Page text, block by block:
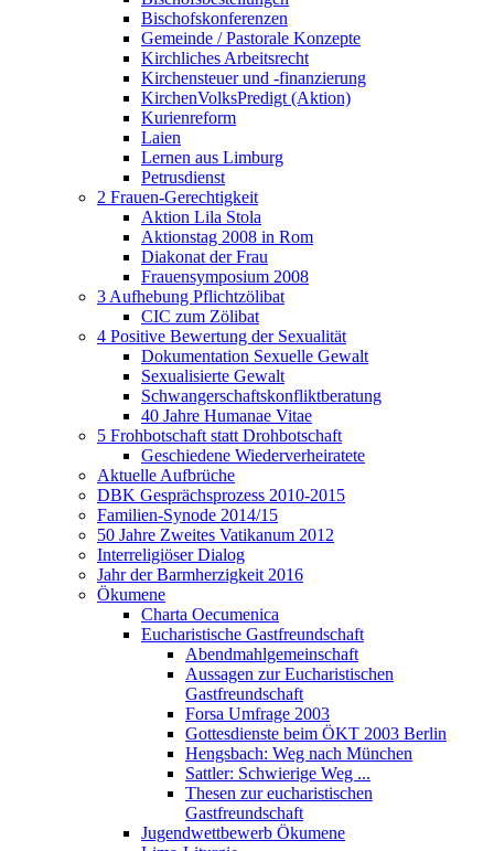
Bischofskonferenzen
Gemeinde / Pastorale Konzepte
Kirchliches Arbeitsrecht
Kirchensteuer und -finanzierung
KirchenVolksPredigt (Aktion)
Kurienreform
Laien
Lernen aus Limburg
Petrusdienst
2 Frauen-Gerechtigkeit
Aktion Lila Stola
Aktionstag 2008 in Rom
Diakonat der Frau
Frauensymposium 2008
3 Aufhebung Pflichtzölibat
CIC zum Zölibat
4 Positive Bewertung der Sexualität
Dokumentation Sexuelle Gewalt
Sexualisierte Gewalt
Schwangerschaftskonfliktberatung
40 Jahre Humanae Vitae
5 Frohbotschaft statt Drohbotschaft
Geschiedene Wiederverheiratete
Aktuelle Aufbrüche
DBK Gesprächsprozess 2010-2015
Familien-Synode 2014/15
50 Jahre Zweites Vatikanum 2012
Interreligiöser Dialog
Jahr der Barmherzigkeit 2016
Ökumene
Charta Oecumenica
Eucharistische Gastfreundschaft
Abendmahlgemeinschaft
Aussagen zur Eucharistischen
Gastfreundschaft
Forsa Umfrage 2003
Gottesdienste beim ÖKT 2003 Berlin
Hengsbach: Weg nach München
Sattler: Schwierige Weg ...
Thesen zur eucharistischen
Gastfreundschaft
Jugendwettbewerb Ökumene